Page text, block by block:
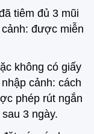
tiêm đủ 3 mũi
được miễn
không có giấy
cảnh: cách
phép rút ngắn
3 ngày.